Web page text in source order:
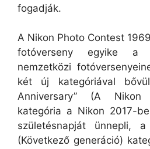
fogadják.
A Nikon Photo Contest
fotóverseny egyike a
nemzetközi
két új kategóriával
Anniversary” (A Nikon
kategória a Nikon 2017-
születésnapját ünnepli, a
(Következő generáció)